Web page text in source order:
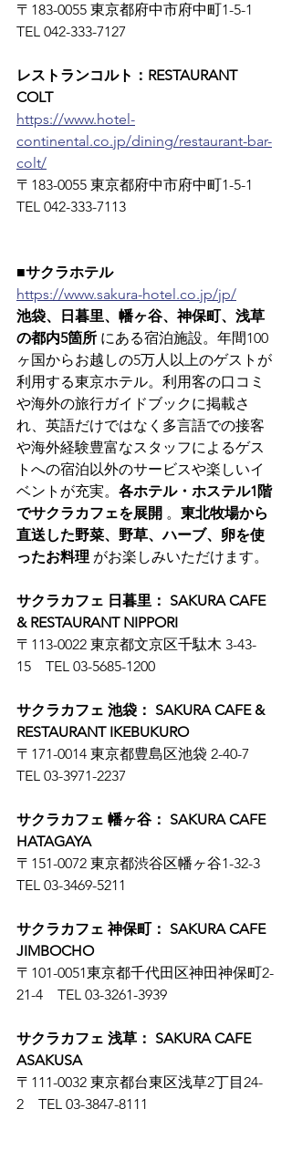
〒183-0055 東京都府中市府中町1-5-1
TEL 042-333-7127
レストランコルト：RESTAURANT
COLT
https://www.hotel-
continental.co.jp/dining/restaurant-bar-
colt/
〒183-0055 東京都府中市府中町1-5-1
TEL 042-333-7113
■サクラホテル
https://www.sakura-hotel.co.jp/jp/
池袋、日暮里、幡ヶ谷、神保町、浅草
の都内5箇所 にある宿泊施設。年間100
ヶ国からお越しの5万人以上のゲストが
利用する東京ホテル。利用客の口コミ
や海外の旅行ガイドブックに掲載さ
れ、英語だけではなく多言語での接客
や海外経験豊富なスタッフによるゲス
トへの宿泊以外のサービスや楽しいイ
ベントが充実。 各ホテル・ホステル1階
でサクラカフェを展開 。 東北牧場から
直送した野菜、野草、ハーブ、卵を使
ったお料理 がお楽しみいただけます。
サクラカフェ 日暮里： SAKURA CAFE
& RESTAURANT NIPPORI
〒113-0022 東京都文京区千駄木 3-43-
15　TEL 03-5685-1200
サクラカフェ 池袋： SAKURA CAFE &
RESTAURANT IKEBUKURO
〒171-0014 東京都豊島区池袋 2-40-7
TEL 03-3971-2237
サクラカフェ 幡ヶ谷： SAKURA CAFE
HATAGAYA
〒151-0072 東京都渋谷区幡ヶ谷1-32-3
TEL 03-3469-5211
サクラカフェ 神保町： SAKURA CAFE
JIMBOCHO
〒101-0051東京都千代田区神田神保町2-
21-4　TEL 03-3261-3939
サクラカフェ 浅草： SAKURA CAFE
ASAKUSA
〒111-0032 東京都台東区浅草2丁目24-
2　TEL 03-3847-8111